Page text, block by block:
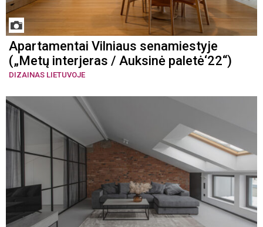
Apartamentai Vilniaus senamiestyje
(„Metų interjeras / Auksinė paletė‘22“)
DIZAINAS LIETUVOJE